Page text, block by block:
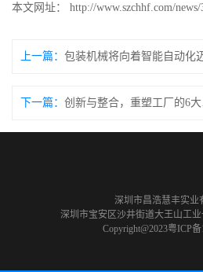
本文网址： http://www.szchhf.com/news/
上一篇： 包装机械将向着智能自动化
下一篇：
深圳市昌浩慧丰实业
深圳市宝安区沙井街道大王山工
Copyright@2023粤ICP备